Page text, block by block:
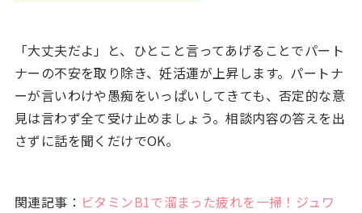
「大丈夫だよ」と、ひとこと言ってあげることでパート
ナーの不安を取り除き、妊活運が上昇します。パートナ
ーが言いわけや愚痴をいっぱいしてきても、否定的な意
見は言わず全て受け止めましょう。相談内容の答えを出
さずに話を聞くだけでOK。
関連記事： ビタミンB1で溜まった疲れを一掃！ジュワ